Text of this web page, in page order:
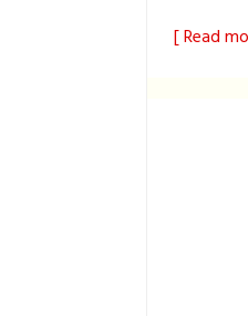
[ Read